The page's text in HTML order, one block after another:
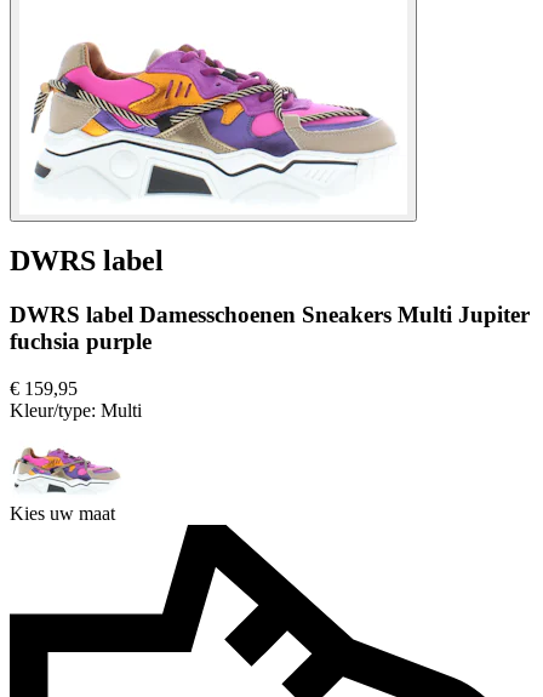
DWRS label
DWRS label Damesschoenen Sneakers Multi Jupiter
fuchsia purple
€ 159,95
Kleur/type: Multi
Kies uw maat